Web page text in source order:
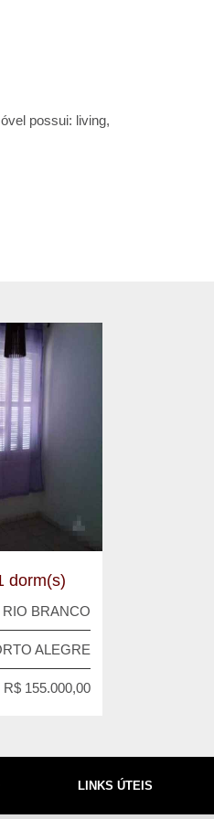
possui: living,
dorm(s)
RIO BRANCO
ALEGRE
R$ 155.000,00
LINKS ÚTEIS